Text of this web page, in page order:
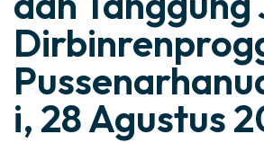
i, 28 Agustus